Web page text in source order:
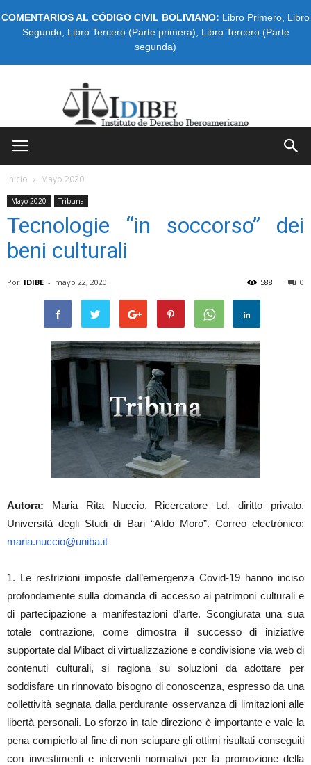
COMENTARIOS AL CÓDIGO CIVIL BOLIVIANO: Libro Primero Libro
Segundo, Libro Tercero (Parte primera)
Libro Tercero (Parte
segunda)
Inicio Mayo 2020
Mayo 2020 Tribuna
Tecnologie “in soccorso” dei
beni culturali
Por IDIBE - mayo 22, 2020 0
588
Autora: Maria Rita Nuccio, Ricercatore t.d. diritto privato,
Università degli Studi di Bari “Aldo Moro”. Correo electrónico:
maria.nuccio@uniba.it
1. Le restrizioni imposte dall’emergenza Covid-19 hanno inciso
profondamente sulla domanda di accesso ai patrimoni culturali e
di partecipazione a manifestazioni d’arte. Scongiurata una sua
totale contrazione, come dimostra il successo di iniziative
supportate dal Mibact di virtualizzazione e condivisione via web di
contenuti culturali, si ragiona su soluzioni da adottare per
soddisfare un rinnovato bisogno di conoscenza, espresso da una
collettività segnata dalla perdurante osservanza di limitazioni alle
libertà personali. Lo sforzo in tale direzione è importante e vale la
pena compierlo al fine di non sciupare gli ottimi risultati conseguiti
con investimenti e interventi normativi per la promozione della